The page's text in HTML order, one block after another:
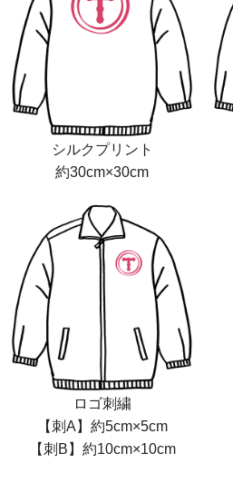
シルクプリント
約30cm×30cm
ロゴ刺繍
【刺A】約5cm×5cm
【刺B】約10cm×10cm